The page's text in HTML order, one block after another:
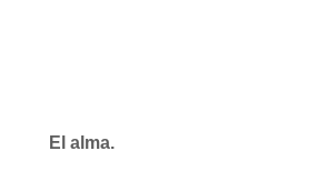
El alma.